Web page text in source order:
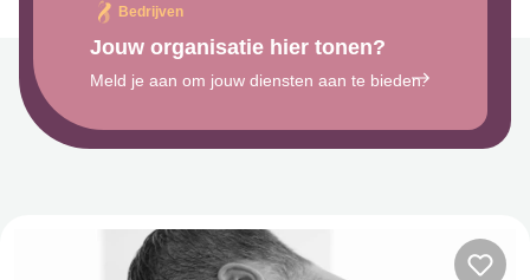
Bedrijven
Jouw organisatie hier tonen?
Meld je aan om jouw diensten aan te bieden.